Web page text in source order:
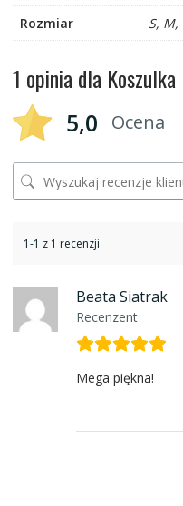
Rozmiar S, M,
1 opinia dla
5,0 Ocena
1-1 z 1 recenzji
Beata Siatrak
Recenzent
Mega piękna!